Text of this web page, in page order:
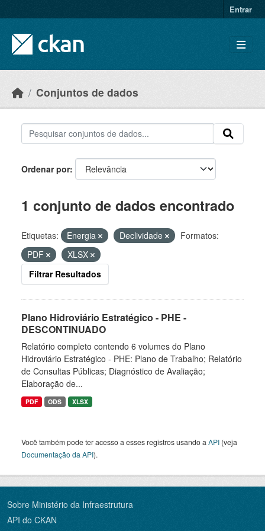
Entrar
Conjuntos de dados
Ordenar por
1 conjunto de dados encontrado
Etiquetas: Energia Declividade
Formatos:
PDF
XLSX
Filtrar Resultados
Plano Hidroviário Estratégico - PHE -
DESCONTINUADO
Relatório completo contendo 6 volumes do Plano
Hidroviário Estratégico - PHE: Plano de Trabalho; Relatório
de Consultas Públicas; Diagnóstico de Avaliação;
Elaboração de...
PDF ODS XLSX
Você também pode ter acesso a esses registros usando a API (veja
Documentação da API).
Sobre Ministério da Infraestrutura
API do CKAN